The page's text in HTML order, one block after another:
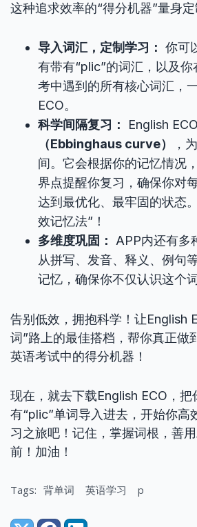
这种追求效率的“得分机器”量身定
导入词汇，定制学习： 你可
有带有“plic”的词汇，以及
考中遇到的所有核心词汇，
ECO。
科学间隔复习：
English
（Ebbinghaus curve）
，
间。它会根据你的记忆情况
界点提醒你复习，确保你对
达到最优化、最牢固的状态
效记忆法”！
多维度巩固：
APP内还有多
从拼写、发音、释义、例句
记忆，确保你不仅认识这个
告别低效，拥抱科学！让English
词”路上的最佳搭档，帮你真正做
英语考试中的得分机器！
现在，就去下载English ECO，把
有“plic”单词导入进去，开始你高
习之旅吧！记住，掌握词根，善
前！加油！
Tags: 背单词 英语学习 p